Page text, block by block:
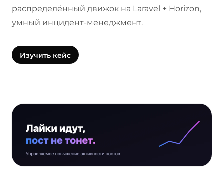
распределённый движок на Laravel + Horizon,
умный инцидент-менеджмент.
Изучить кейс